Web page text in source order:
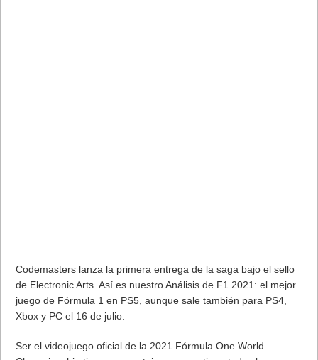
Codemasters lanza la primera entrega de la saga bajo el sello
de Electronic Arts. Así es nuestro Análisis de F1 2021: el mejor
juego de Fórmula 1 en PS5, aunque sale también para PS4,
Xbox y PC el 16 de julio.
Ser el videojuego oficial de la 2021 Fórmula One World